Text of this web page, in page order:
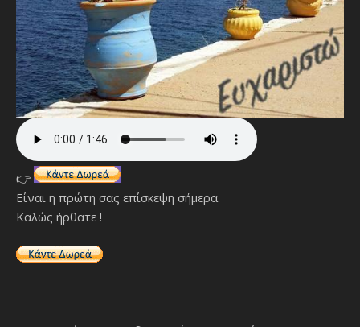
👉
Είναι η πρώτη σας επίσκεψη σήμερα.
Καλώς ήρθατε !